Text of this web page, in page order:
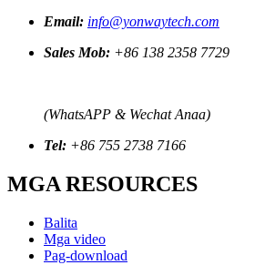
Email: info@yonwaytech.com
Sales Mob: +86 138 2358 7729
(WhatsAPP & Wechat Anaa)
Tel: +86 755 2738 7166
MGA RESOURCES
Balita
Mga video
Pag-download